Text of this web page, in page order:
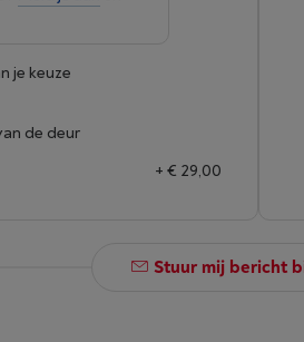
je keuze
de deur
+ € 29,00
Stuur mij bericht